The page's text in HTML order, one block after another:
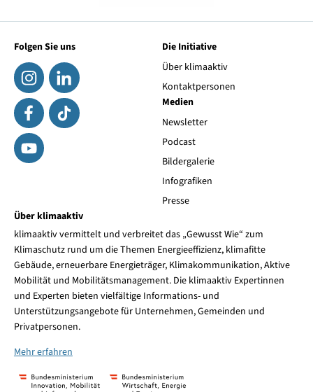
Folgen Sie uns
Die Initiative
Über klimaaktiv
Kontaktpersonen
Medien
Newsletter
Podcast
Bildergalerie
Infografiken
Presse
Über klimaaktiv
klimaaktiv vermittelt und verbreitet das „Gewusst Wie“ zum
Klimaschutz rund um die Themen Energieeffizienz, klimafitte
Gebäude, erneuerbare Energieträger, Klimakommunikation, Aktive
Mobilität und Mobilitätsmanagement. Die klimaaktiv Expertinnen
und Experten bieten vielfältige Informations- und
Unterstützungsangebote für Unternehmen, Gemeinden und
Privatpersonen.
Mehr erfahren